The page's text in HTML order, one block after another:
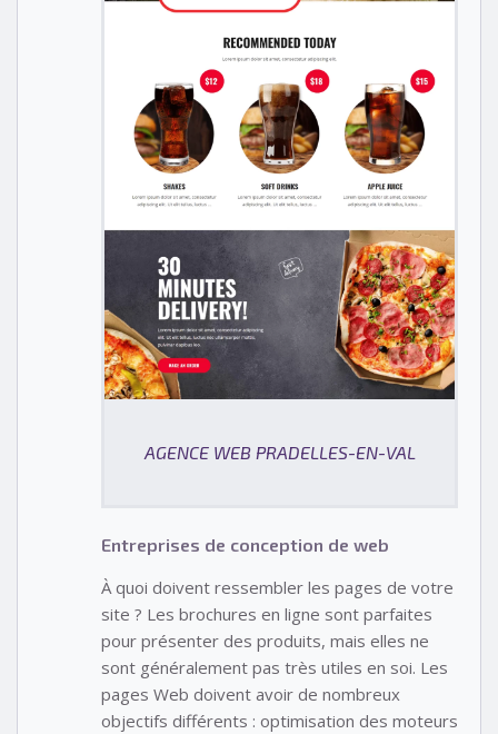
AGENCE WEB PRADELLES-EN-VAL
Entreprises de conception de web
À quoi doivent ressembler les pages de votre
site ? Les brochures en ligne sont parfaites
pour présenter des produits, mais elles ne
sont généralement pas très utiles en soi. Les
pages Web doivent avoir de nombreux
objectifs différents : optimisation des moteurs